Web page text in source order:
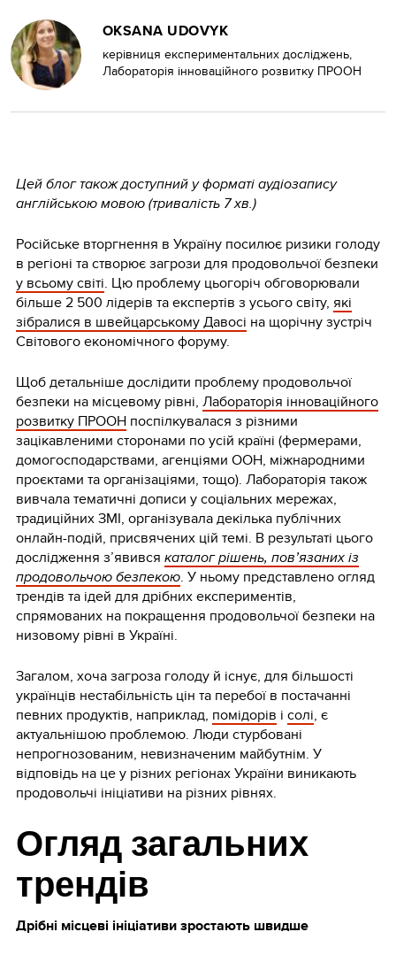
OKSANA UDOVYK
керівниця експериментальних досліджень,
Лабораторія інноваційного розвитку ПРООН
Цей блог також доступний у форматі аудіозапису
англійською мовою (тривалість 7 хв.)
Російське вторгнення в Україну посилює ризики голоду
в регіоні та створює загрози для продовольчої безпеки
у всьому світі. Цю проблему цьогоріч обговорювали
більше 2 500 лідерів та експертів з усього світу, які
зібралися в швейцарському Давосі на щорічну зустріч
Світового економічного форуму.
Щоб детальніше дослідити проблему продовольчої
безпеки на місцевому рівні, Лабораторія інноваційного
розвитку ПРООН поспілкувалася з різними
зацікавленими сторонами по усій країні (фермерами,
домогосподарствами, агенціями ООН, міжнародними
проєктами та організаціями, тощо). Лабораторія також
вивчала тематичні дописи у соціальних мережах,
традиційних ЗМІ, організувала декілька публічних
онлайн-подій, присвячених цій темі. В результаті цього
дослідження з’явився каталог рішень, пов’язаних із
продовольчою безпекою. У ньому представлено огляд
трендів та ідей для дрібних експериментів,
спрямованих на покращення продовольчої безпеки на
низовому рівні в Україні.
Загалом, хоча загроза голоду й існує, для більшості
українців нестабільність цін та перебої в постачанні
певних продуктів, наприклад, помідорів і солі, є
актуальнішою проблемою. Люди стурбовані
непрогнозованим, невизначеним майбутнім. У
відповідь на це у різних регіонах України виникають
продовольчі ініціативи на різних рівнях.
Огляд загальних
трендів
Дрібні місцеві ініціативи зростають швидше